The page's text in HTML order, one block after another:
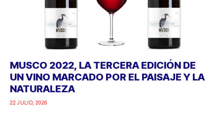
MUSCO 2022, LA TERCERA EDICIÓN DE
UN VINO MARCADO POR EL PAISAJE Y LA
NATURALEZA
22 JULIO, 2026